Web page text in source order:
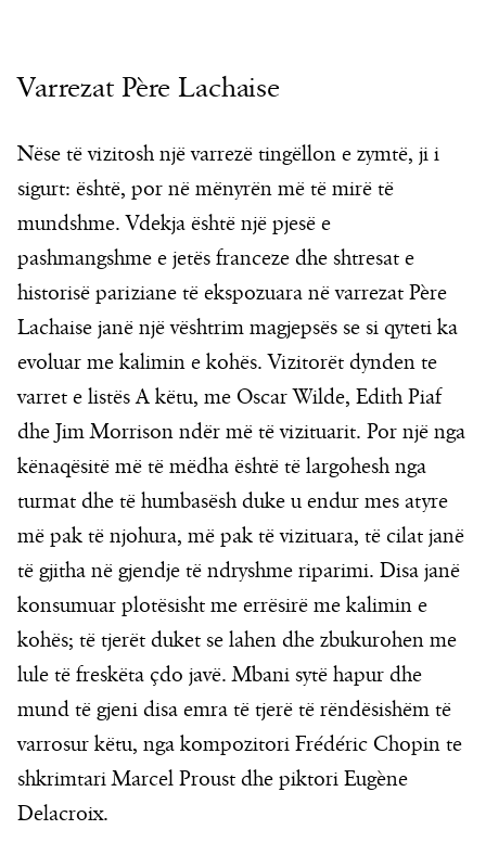
Varrezat Père Lachaise
Nëse të vizitosh një varrezë tingëllon e zymtë, ji i
sigurt: është, por në mënyrën më të mirë të
mundshme. Vdekja është një pjesë e
pashmangshme e jetës franceze dhe shtresat e
historisë pariziane të ekspozuara në varrezat Père
Lachaise janë një vështrim magjepsës se si qyteti ka
evoluar me kalimin e kohës. Vizitorët dynden te
varret e listës A këtu, me Oscar Wilde, Edith Piaf
dhe Jim Morrison ndër më të vizituarit. Por një nga
kënaqësitë më të mëdha është të largohesh nga
turmat dhe të humbasësh duke u endur mes atyre
më pak të njohura, më pak të vizituara, të cilat janë
të gjitha në gjendje të ndryshme riparimi. Disa janë
konsumuar plotësisht me errësirë me kalimin e
kohës; të tjerët duket se lahen dhe zbukurohen me
lule të freskëta çdo javë. Mbani sytë hapur dhe
mund të gjeni disa emra të tjerë të rëndësishëm të
varrosur këtu, nga kompozitori Frédéric Chopin te
shkrimtari Marcel Proust dhe piktori Eugène
Delacroix.